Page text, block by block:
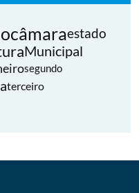
câmaraestado
Municipal
segundo
terceiro